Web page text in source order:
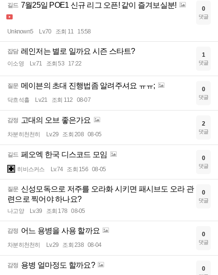
길드 7월25일 POE1 신규 리그 오픈! 같이 즐겨보실분!
Unknown5 Lv.70 조회 11 15:58
0
댓글
잡담 레인저는 별로 일까요 시즌 스타트?
이소영 Lv.71 조회 53 17:22
1
댓글
질문 메이븐의 초대 진행법좀 알려주셔요 ㅠㅠ;
닥흐석흘 Lv.21 조회 112 08-07
0
댓글
감정 고대의 오브 좋은가요
차분히천천히 Lv.29 조회 208 08-05
2
댓글
길드 페오엑 한국 디스코드 모임
히비스커스 Lv.74 조회 156 08-05
0
댓글
질문 신성모독으로 저주를 오라화 시키면 패시브도 오라 관
련으로 찍어야 하나요?
나고양 Lv.39 조회 178 08-05
0
댓글
감정 어느 용병을 사용 할까요
차분히천천히 Lv.29 조회 238 08-04
0
댓글
감정 용병 얼마정도 할까요? 0